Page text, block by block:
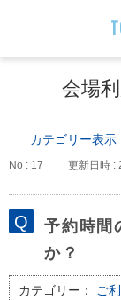
会場
カテゴリー表示
No : 17 更新日時 :
予約時間
か？
カテゴリー： ご